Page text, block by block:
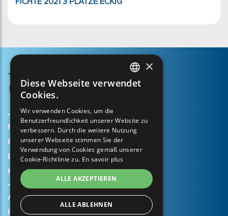
FICHTE 2021 3 PLÄTZE ECKIG
Mein Konto erstellen
Ihr Warenkorb
Einen Supportfall eröffnen
Meine Garantie registrieren
Allgemeine Geschäftsbedingungen
Rechtliche Hinweise
FRENCH
SPANISH
ITALIAN
×
Diese Webseite verwendet
Cookies.
Wir verwenden Cookies, um die
Benutzerfreundlichkeit unserer Website zu
verbessern. Durch die weitere Nutzung
unserer Webseite stimmen Sie der
Verwendung von Cookies gemäß unserer
Cookie-Richtlinie zu. En savoir plus
ALLE AKZEPTIEREN
ALLE ABLEHNEN